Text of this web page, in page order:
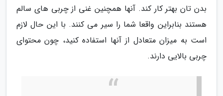
بدن تان بهتر کار کند. آنها همچنین غنی از چربی های سالم
هستند بنابراین واقعا شما را سیر می کنند. با این حال لازم
است به میزان متعادل از آنها استفاده کنید، چون محتوای
چربی بالایی دارند.